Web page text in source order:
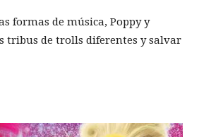
formas de música, Poppy y
tribus de trolls diferentes y salvar